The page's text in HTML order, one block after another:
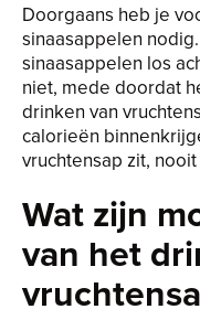
Doorgaans heb je
sinaasappelen
sinaasappelen los
niet, mede doordat
drinken van
calorieën
vruchtensap zit,
Wat zijn
van het